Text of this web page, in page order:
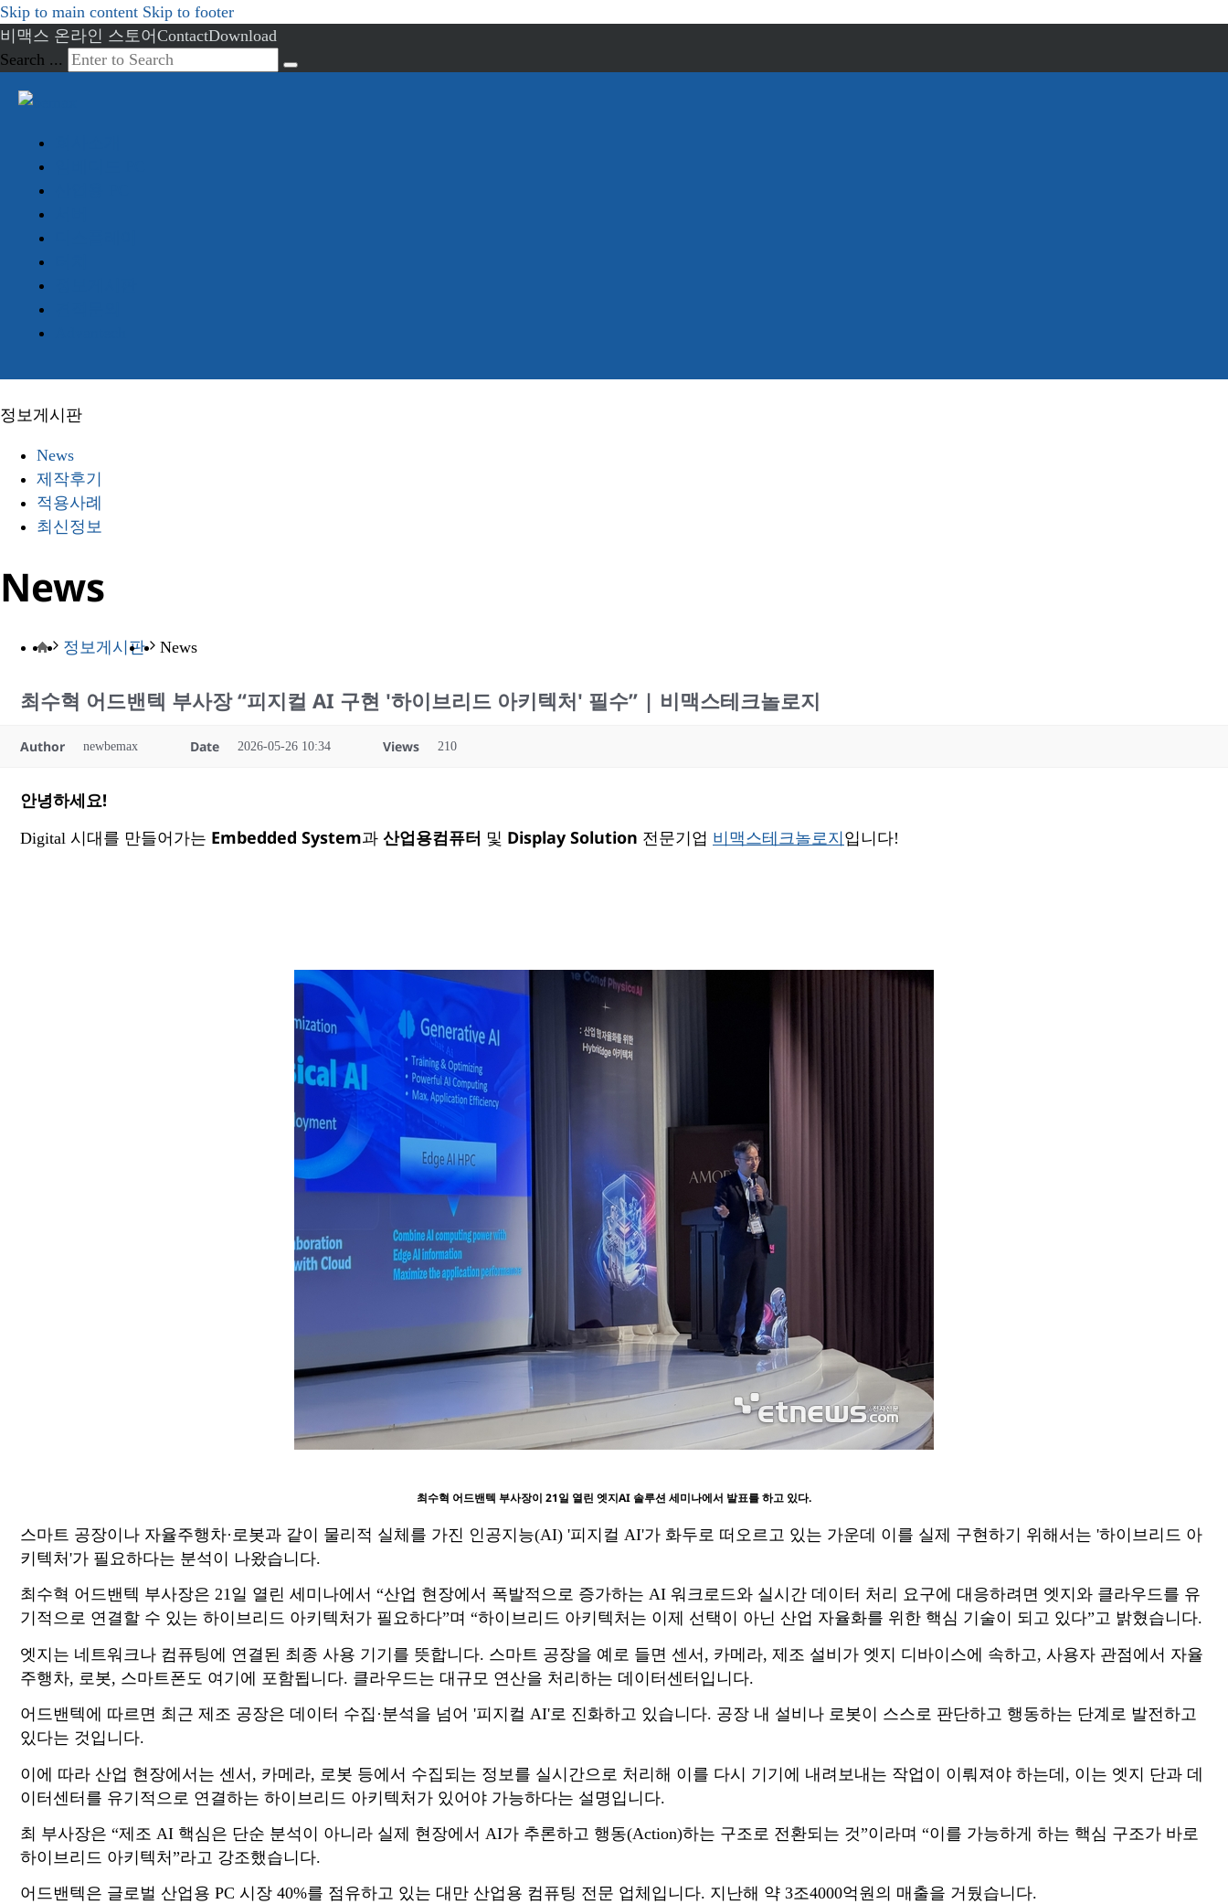
Skip to main content Skip to footer
비맥스 온라인 스토어 ContactDownload
Search ...
정보게시판
News
제작후기
적용사례
최신정보
News
정보게시판 News
최수혁 어드밴텍 부사장 “피지컬 AI 구현 '하이브리드 아키텍처' 필수” | 비맥스테크놀로지
Author newbemax Date 2026-05-26 10:34 Views 210
안녕하세요!
Digital 시대를 만들어가는 Embedded System과 산업용컴퓨터 및 Display Solution 전문기업 비맥스테크놀로지 입니다!
최수혁 어드밴텍 부사장이 21일 열린 엣지AI 솔루션 세미나에서 발표를 하고 있다.
스마트 공장이나 자율주행차·로봇과 같이 물리적 실체를 가진 인공지능(AI) '피지컬 AI'가 화두로 떠오르고 있는 가운데 이를 실제 구현하기 위해서는 '하이브리드 아
키텍처'가 필요하다는 분석이 나왔습니다.
최수혁 어드밴텍 부사장은 21일 열린 세미나에서 “산업 현장에서 폭발적으로 증가하는 AI 워크로드와 실시간 데이터 처리 요구에 대응하려면 엣지와 클라우드를 유
기적으로 연결할 수 있는 하이브리드 아키텍처가 필요하다”며 “하이브리드 아키텍처는 이제 선택이 아닌 산업 자율화를 위한 핵심 기술이 되고 있다”고 밝혔습니다.
엣지는 네트워크나 컴퓨팅에 연결된 최종 사용 기기를 뜻합니다. 스마트 공장을 예로 들면 센서, 카메라, 제조 설비가 엣지 디바이스에 속하고, 사용자 관점에서 자율
주행차, 로봇, 스마트폰도 여기에 포함됩니다. 클라우드는 대규모 연산을 처리하는 데이터센터입니다.
어드밴텍에 따르면 최근 제조 공장은 데이터 수집·분석을 넘어 '피지컬 AI'로 진화하고 있습니다. 공장 내 설비나 로봇이 스스로 판단하고 행동하는 단계로 발전하고
있다는 것입니다.
이에 따라 산업 현장에서는 센서, 카메라, 로봇 등에서 수집되는 정보를 실시간으로 처리해 이를 다시 기기에 내려보내는 작업이 이뤄져야 하는데, 이는 엣지 단과 데
이터센터를 유기적으로 연결하는 하이브리드 아키텍처가 있어야 가능하다는 설명입니다.
최 부사장은 “제조 AI 핵심은 단순 분석이 아니라 실제 현장에서 AI가 추론하고 행동(Action)하는 구조로 전환되는 것”이라며 “이를 가능하게 하는 핵심 구조가 바로
하이브리드 아키텍처”라고 강조했습니다.
어드밴텍은 글로벌 산업용 PC 시장 40%를 점유하고 있는 대만 산업용 컴퓨팅 전문 업체입니다. 지난해 약 3조4000억원의 매출을 거뒀습니다.